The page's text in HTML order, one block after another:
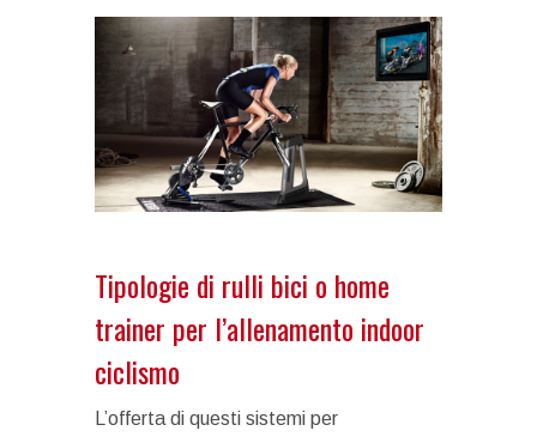
Tipologie di rulli bici o home
trainer per l’allenamento indoor
ciclismo
L’offerta di questi sistemi per